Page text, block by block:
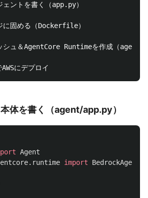
ントを書く（app.py）
固める（Dockerfile）
シュ＆AgentCore Runtimeを作成（
体を書く（agent/app.py）
Agent
import